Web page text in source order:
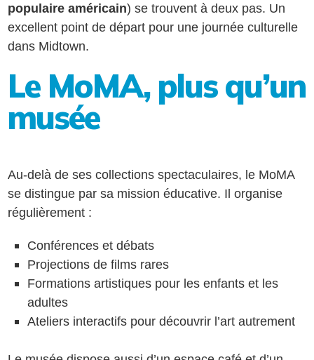
populaire américain) se trouvent à deux pas. Un
excellent point de départ pour une journée culturelle
dans Midtown.
Le MoMA, plus qu’un
musée
Au-delà de ses collections spectaculaires, le MoMA
se distingue par sa mission éducative. Il organise
régulièrement :
Conférences et débats
Projections de films rares
Formations artistiques pour les enfants et les
adultes
Ateliers interactifs pour découvrir l’art autrement